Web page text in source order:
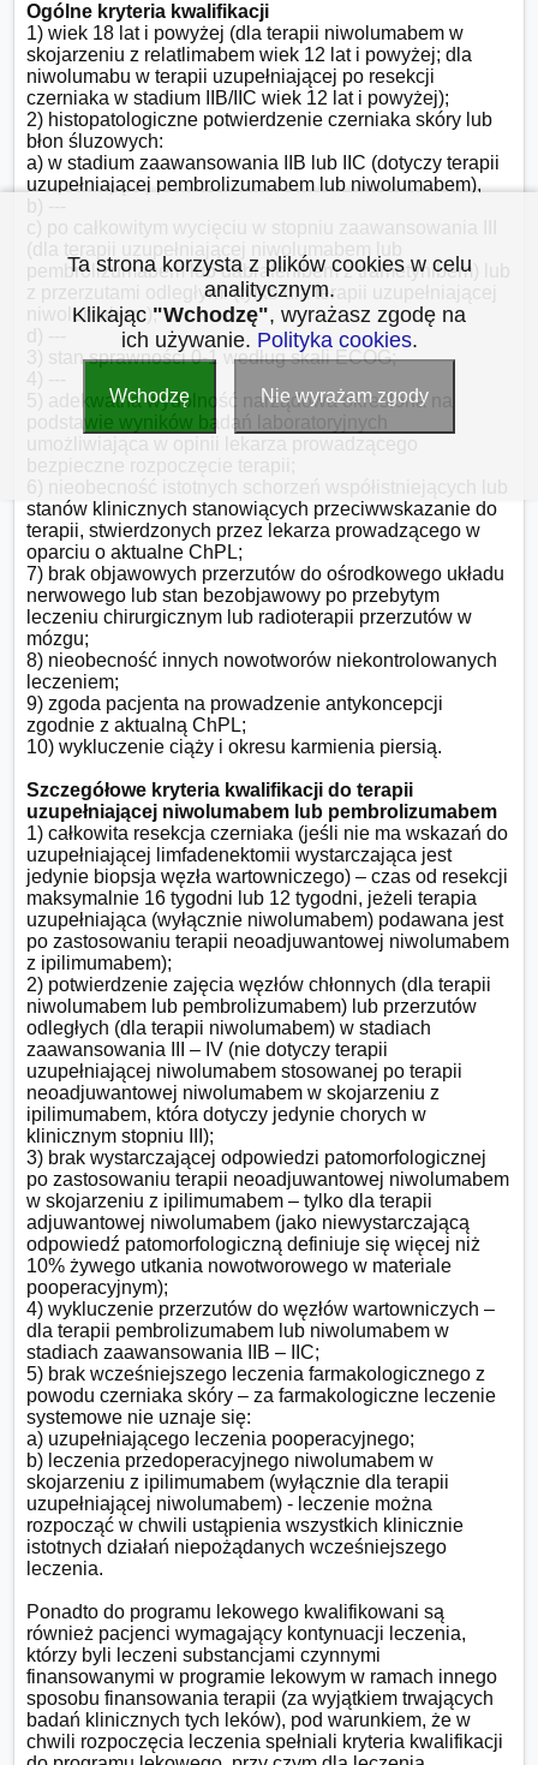
Ogólne kryteria kwalifikacji
1) wiek 18 lat i powyżej (dla terapii niwolumabem w
skojarzeniu z relatlimabem wiek 12 lat i powyżej; dla
niwolumabu w terapii uzupełniającej po resekcji
czerniaka w stadium IIB/IIC wiek 12 lat i powyżej);
2) histopatologiczne potwierdzenie czerniaka skóry lub
błon śluzowych:
a) w stadium zaawansowania IIB lub IIC (dotyczy terapii
uzupełniającej pembrolizumabem lub niwolumabem),
b) ---
c) po całkowitym wycięciu w stopniu zaawansowania III
(dla terapii uzupełniającej niwolumabem lub
pembrolizumabem lub dabrafenibem z trametynibem) lub
z przerzutami odległymi (tylko dla terapii uzupełniającej
niwolumabem);
d) ---
3) stan sprawności 0-1 według skali ECOG;
4) ---
5) adekwatna wydolność narządowa określona na
podstawie wyników badań laboratoryjnych
umożliwiająca w opinii lekarza prowadzącego
bezpieczne rozpoczęcie terapii;
6) nieobecność istotnych schorzeń współistniejących lub
stanów klinicznych stanowiących przeciwwskazanie do
terapii, stwierdzonych przez lekarza prowadzącego w
oparciu o aktualne ChPL;
7) brak objawowych przerzutów do ośrodkowego układu
nerwowego lub stan bezobjawowy po przebytym
leczeniu chirurgicznym lub radioterapii przerzutów w
mózgu;
8) nieobecność innych nowotworów niekontrolowanych
leczeniem;
9) zgoda pacjenta na prowadzenie antykoncepcji
zgodnie z aktualną ChPL;
10) wykluczenie ciąży i okresu karmienia piersią.
Szczegółowe kryteria kwalifikacji do terapii
uzupełniającej niwolumabem lub pembrolizumabem
1) całkowita resekcja czerniaka (jeśli nie ma wskazań do
uzupełniającej limfadenektomii wystarczająca jest
jedynie biopsja węzła wartowniczego) – czas od resekcji
maksymalnie 16 tygodni lub 12 tygodni, jeżeli terapia
uzupełniająca (wyłącznie niwolumabem) podawana jest
po zastosowaniu terapii neoadjuwantowej niwolumabem
z ipilimumabem);
2) potwierdzenie zajęcia węzłów chłonnych (dla terapii
niwolumabem lub pembrolizumabem) lub przerzutów
odległych (dla terapii niwolumabem) w stadiach
zaawansowania III – IV (nie dotyczy terapii
uzupełniającej niwolumabem stosowanej po terapii
neoadjuwantowej niwolumabem w skojarzeniu z
ipilimumabem, która dotyczy jedynie chorych w
klinicznym stopniu III);
3) brak wystarczającej odpowiedzi patomorfologicznej
po zastosowaniu terapii neoadjuwantowej niwolumabem
w skojarzeniu z ipilimumabem – tylko dla terapii
adjuwantowej niwolumabem (jako niewystarczającą
odpowiedź patomorfologiczną definiuje się więcej niż
10% żywego utkania nowotworowego w materiale
pooperacyjnym);
4) wykluczenie przerzutów do węzłów wartowniczych –
dla terapii pembrolizumabem lub niwolumabem w
stadiach zaawansowania IIB – IIC;
5) brak wcześniejszego leczenia farmakologicznego z
powodu czerniaka skóry – za farmakologiczne leczenie
systemowe nie uznaje się:
a) uzupełniającego leczenia pooperacyjnego;
b) leczenia przedoperacyjnego niwolumabem w
skojarzeniu z ipilimumabem (wyłącznie dla terapii
uzupełniającej niwolumabem) - leczenie można
rozpocząć w chwili ustąpienia wszystkich klinicznie
istotnych działań niepożądanych wcześniejszego
leczenia.
Ponadto do programu lekowego kwalifikowani są
również pacjenci wymagający kontynuacji leczenia,
którzy byli leczeni substancjami czynnymi
finansowanymi w programie lekowym w ramach innego
sposobu finansowania terapii (za wyjątkiem trwających
badań klinicznych tych leków), pod warunkiem, że w
chwili rozpoczęcia leczenia spełniali kryteria kwalifikacji
Ta strona korzysta z plików cookies w celu
analitycznym.
Klikając"Wchodzę", wyrażasz zgodę na
ich używanie. Polityka cookies.
Wchodzę Nie wyrażam zgody